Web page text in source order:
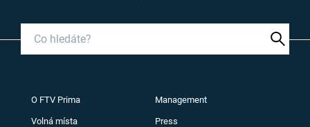
O FTV Prima Management
Volná místa Press